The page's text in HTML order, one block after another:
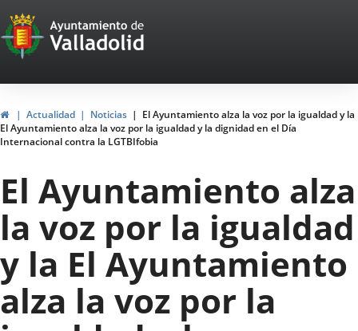
Portal
Web
del
Ayuntamiento
de
Valladolid
HomeActualidad Noticias
El Ayuntamiento alza la voz por la igualdad y la
El Ayuntamiento alza la voz por la igualdad y la dignidad en el Día
Internacional contra la LGTBIfobia
El Ayuntamiento alza
la voz por la igualdad
y la El Ayuntamiento
alza la voz por la